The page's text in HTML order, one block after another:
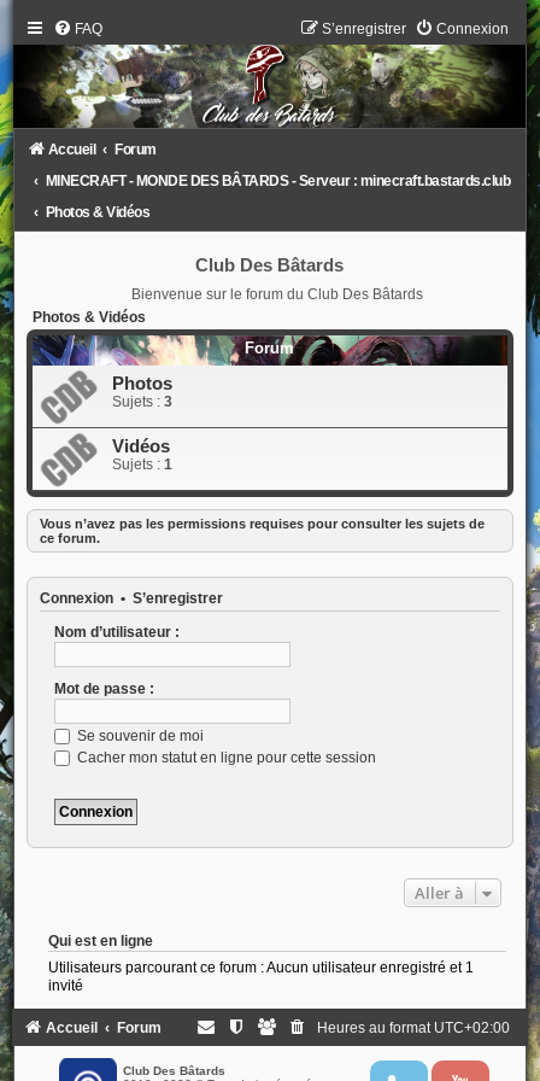
FAQ Connexion
S’enregistrer
Accueil
Forum
MINECRAFT - MONDE DES BÂTARDS - Serveur : minecraft.bastards.club
Photos & Vidéos
Club Des Bâtards
Bienvenue sur le forum du Club Des Bâtards
Photos & Vidéos
Forum
Photos
Sujets : 3
Vidéos
Sujets : 1
Vous n’avez pas les permissions requises pour consulter les sujets de
ce forum.
Connexion• S’enregistrer
Nom d’utilisateur :
Mot de passe :
Se souvenir de moi
Cacher mon statut en ligne pour cette session
Aller à
Qui est en ligne
Utilisateurs parcourant ce forum : Aucun utilisateur enregistré et 1
invité
Accueil Forum Heures au format UTC+02:00
Club Des Bâtards